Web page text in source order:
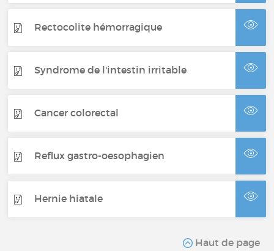
Rectocolite hémorragique
Syndrome de l'intestin irritable
Cancer colorectal
Reflux gastro-oesophagien
Hernie hiatale
Haut de page